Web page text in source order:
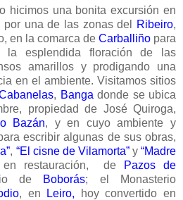
hicimos una bonita excursión en
por una de las zonas del Ribeiro,
en la comarca de Carballiño para
la esplendida floración de las
amarillos y prodigando una
en el ambiente. Visitamos sitios
, Banga donde se ubica
propiedad de José Quiroga,
Bazán, y en cuyo ambiente y
escribir algunas de sus obras,
, “El cisne de Vilamorta”y“Madre
restauración, de
Pazos de
de Boborás; el Monasterio
, en Leiro, hoy convertido en